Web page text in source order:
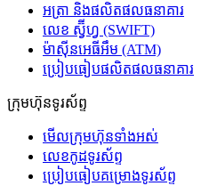
អត្រា និងផលិតផលធនាគារ
លេខ ស្វ៊ីហ្វ (SWIFT)
ម៉ាស៊ីនអេធីអឹម (ATM)
ប្រៀបធៀបផលិតផលធនាគារ
ក្រុមហ៊ុនទូរស័ព្ទ
មើលក្រុមហ៊ុនទាំងអស់
លេខកូដទូរស័ព្ទ
ប្រៀបធៀបគម្រោងទូរស័ព្ទ